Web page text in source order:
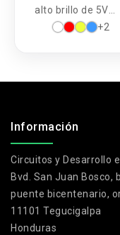
alto brillo de 5V
1.5W con cable
+2
Información
Circuitos y Desarrollo
Bvd. San Juan Bosco,
puente bicentenario,
11101 Tegucigalpa
Honduras